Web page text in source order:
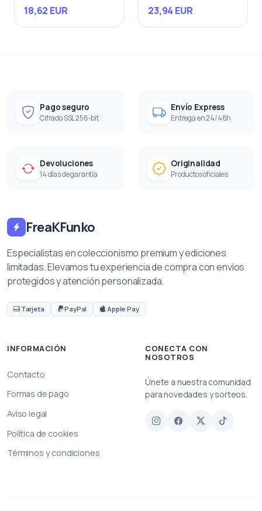
18,62 EUR 23,94 EUR
Pago seguro
Cifrado SSL 256-bit
Envío Express
Entrega en 24/48h
Devoluciones
14 días de garantía
Originalidad
Productos oficiales
FreaKFunko
Especialistas en coleccionismo premium y ediciones
limitadas. Elevamos tu experiencia de compra con envíos
protegidos y atención personalizada.
Tarjeta PayPal Apple Pay
INFORMACIÓN
Contacto
Formas de pago
Aviso legal
Política de cookies
Términos y condiciones
CONECTA CON
NOSOTROS
Únete a nuestra comunidad
para novedades y sorteos.